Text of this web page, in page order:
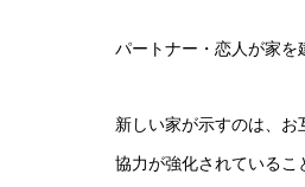
パートナー・恋人が家を
新しい家が示すのは、お
協力が強化されているこ